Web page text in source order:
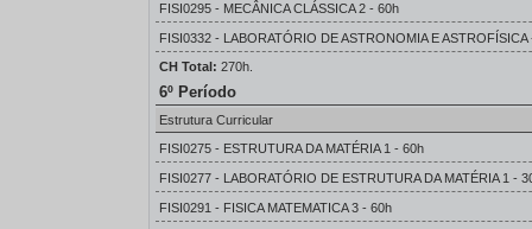
FISI0295 - MECÂNICA CLÁSSICA 2 - 60h
FISI0332 - LABORATÓRIO DE ASTRONOMIA E ASTROFÍSICA
CH Total: 270h.
6º Período
Estrutura Curricular
FISI0275 - ESTRUTURA DA MATÉRIA 1 - 60h
FISI0277 - LABORATÓRIO DE ESTRUTURA DA MATÉRIA 1 -
FISI0291 - FISICA MATEMATICA 3 - 60h